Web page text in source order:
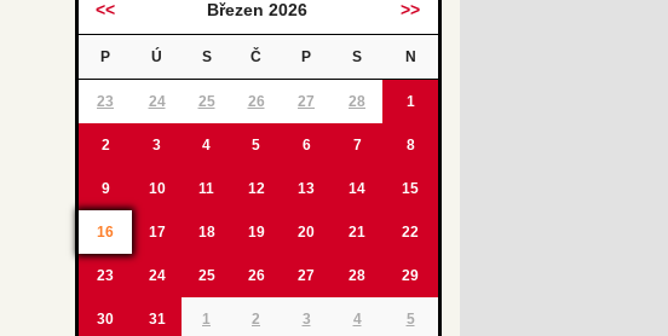
<< Březen 2026 >>
P Ú S Č P S N
23 24 25 26 27 28 1
2 3 4 5 6 7 8
9 10 11 12 13 14 15
16 17 18 19 20 21 22
23 24 25 26 27 28 29
30 31 1 2 3 4 5